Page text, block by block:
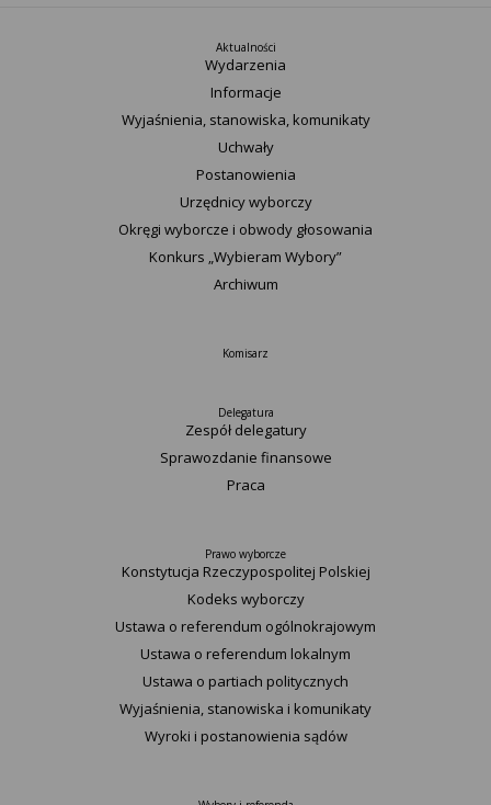
Aktualności
Wydarzenia
Informacje
Wyjaśnienia, stanowiska, komunikaty
Uchwały
Postanowienia
Urzędnicy wyborczy
Okręgi wyborcze i obwody głosowania
Konkurs „Wybieram Wybory”
Archiwum
Komisarz
Delegatura
Zespół delegatury
Sprawozdanie finansowe
Praca
Prawo wyborcze
Konstytucja Rzeczypospolitej Polskiej​
Kodeks wyborczy
Ustawa o referendum ogólnokrajowym
Ustawa o referendum lokalnym
Ustawa o partiach politycznych
Wyjaśnienia, stanowiska i komunikaty
Wyroki i postanowienia sądów